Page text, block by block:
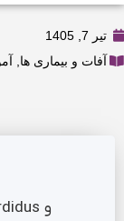
تیر 7, 1405
آفات و بیماری ها